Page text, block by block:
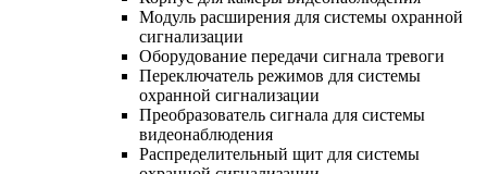
Модуль расширения для системы охранной
сигнализации
Оборудование передачи сигнала тревоги
Переключатель режимов для системы
охранной сигнализации
Преобразователь сигнала для системы
видеонаблюдения
Распределительный щит для системы